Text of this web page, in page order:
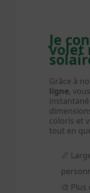
Je
volet
Grâce à
ligne,
coloris et
tout en
📏
🎨